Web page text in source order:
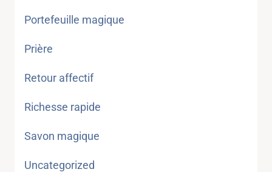
Portefeuille magique
Prière
Retour affectif
Richesse rapide
Savon magique
Uncategorized